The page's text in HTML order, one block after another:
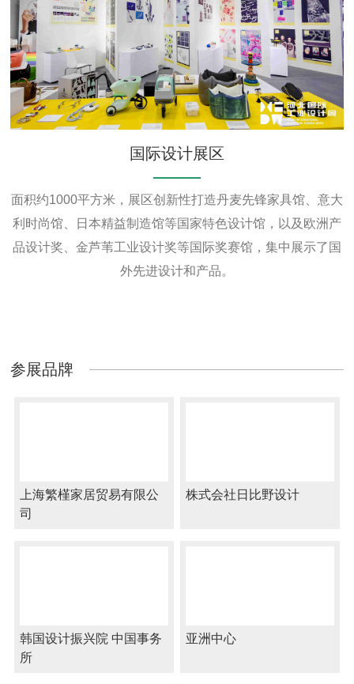
国际设计展区
面积约1000平方米，展区创新性打造丹麦先锋家具馆、意大
利时尚馆、日本精益制造馆等国家特色设计馆，以及欧洲产
品设计奖、金芦苇工业设计奖等国际奖赛馆，集中展示了国
外先进设计和产品。
参展品牌
上海繁槿家居贸易有限公
司
株式会社日比野设计
韩国设计振兴院 中国事务
所
亚洲中心